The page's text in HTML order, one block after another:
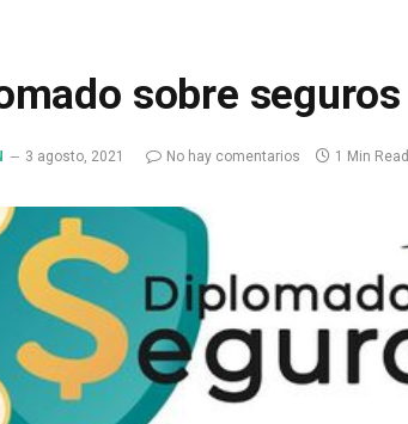
sobre seguros
3 agosto, 2021 No hay comentarios 1 Min Read